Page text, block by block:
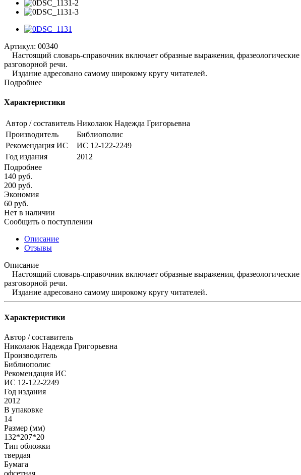
Артикул: 00340
Настоящий словарь-справочник включает образные выражения,
разговорной речи.
Издание адресовано самому широкому кругу читателей.
Подробнее
Характеристики
Автор / составитель Николаюк Надежда Григорьевна
Производитель
Библиополис
Рекомендация ИС
ИС 12-122-2249
Год издания
2012
Подробнее
140 руб.
200 руб.
Экономия
60 руб.
Нет в наличии
Сообщить о поступлении
Описание
Отзывы
Описание
Настоящий словарь-справочник включает образные выражения,
разговорной речи.
Издание адресовано самому широкому кругу читателей.
Характеристики
Автор / составитель
Николаюк Надежда Григорьевна
Производитель
Библиополис
Рекомендация ИС
ИС 12-122-2249
Год издания
2012
В упаковке
14
Размер (мм)
132*207*20
Тип обложки
твердая
Бумага
офсетная